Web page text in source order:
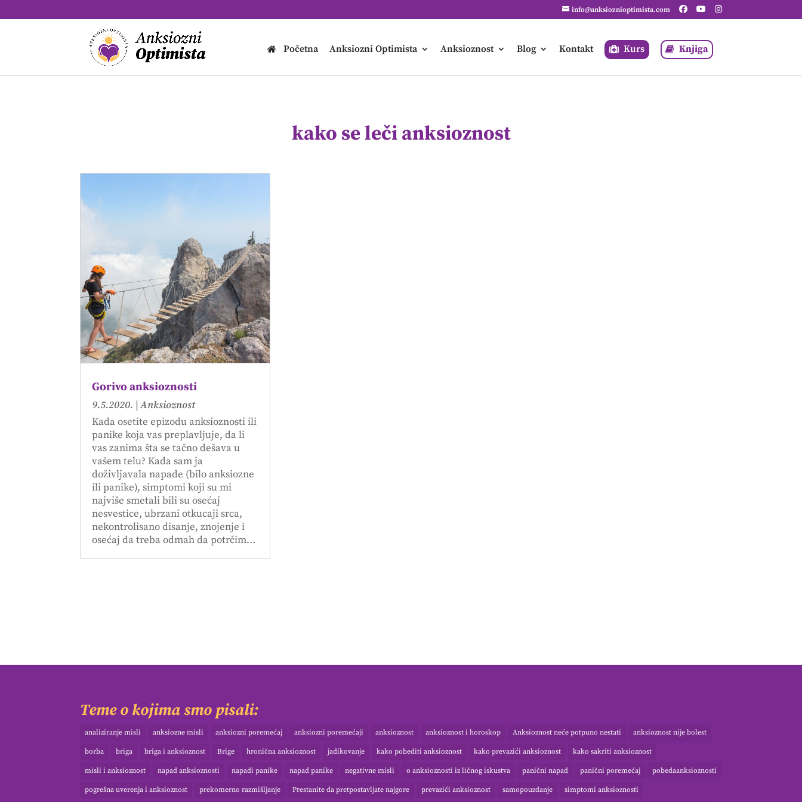
info@anksioznioptimista.com
Početna Anksiozni Optimista Anksioznost Blog Kontakt Kurs Knjiga
kako se leči anksioznost
Gorivo anksioznosti
9.5.2020. |Anksioznost
Kada osetite epizodu anksioznosti ili
panike koja vas preplavljuje, da li
vas zanima šta se tačno dešava u
vašem telu? Kada sam ja
doživljavala napade (bilo anksiozne
ili panike), simptomi koji su mi
najviše smetali bili su osećaj
nesvestice, ubrzani otkucaji srca,
nekontrolisano disanje, znojenje i
osećaj da treba odmah da potrčim…
Teme o kojima smo pisali:
analiziranje misli anksiozne misli anksiozni poremećaj anksiozni poremećaji anksioznost anksioznost i horoskop Anksioznost neće potpuno nestati anksioznost nije bolest
borba briga briga i anksioznost Brige hronična anksioznost jadikovanje kako pobediti anksioznost kako prevazići anksioznost kako sakriti anksioznost
misli i anksioznost napad anksioznosti napadi panike napad panike negativne misli o anksioznosti iz ličnog iskustva panični napad panični poremećaj pobedaanksioznosti
pogrešna uverenja i anksioznost prekomerno razmišljanje Prestanite da pretpostavljate najgore prevazići anksioznost samopouzdanje simptomi anksioznosti